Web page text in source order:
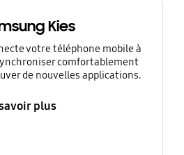
Kies
votre téléphone mobile à
comfortablement
de nouvelles applications.
plus